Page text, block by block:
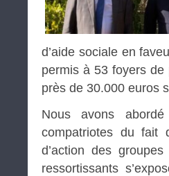
d’aide sociale en
permis à 53 foyers
près de 30.000 euros
Nous avons
compatriotes du fait
d’action des
ressortissants